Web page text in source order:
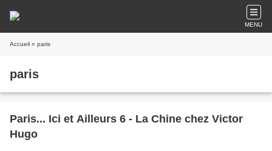
MENU
Accueil » paris
paris
Paris... Ici et Ailleurs 6 - La Chine chez Victor
Hugo